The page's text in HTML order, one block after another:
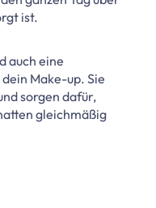
ist.
auch eine
Make-up. Sie
sorgen dafür,
gleichmäßig